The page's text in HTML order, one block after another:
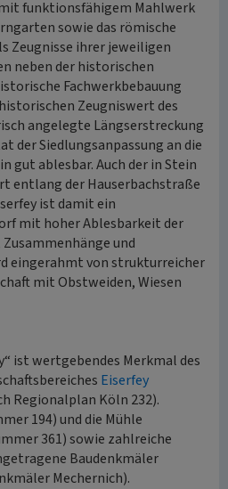
funktionsfähigem Mahlwerk
sowie das römische
Zeugnisse ihrer jeweiligen
neben der historischen
Fachwerkbebauung
Zeugniswert des
angelegte Längserstreckung
der Siedlungsanpassung an die
gut ablesbar. Auch der in Stein
entlang der Hauserbachstraße
ist damit ein
mit hoher Ablesbarkeit der
und
eingerahmt von strukturreicher
mit Obstweiden, Wiesen
ist wertgebendes Merkmal des
Eiserfey
Regionalplan Köln 232).
194) und die Mühle
361) sowie zahlreiche
Baudenkmäler
Mechernich).